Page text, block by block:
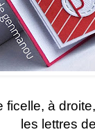
ficelle, à
les lettres